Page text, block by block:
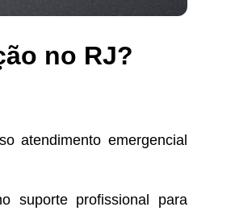
no RJ?
atendimento emergencial
suporte profissional para